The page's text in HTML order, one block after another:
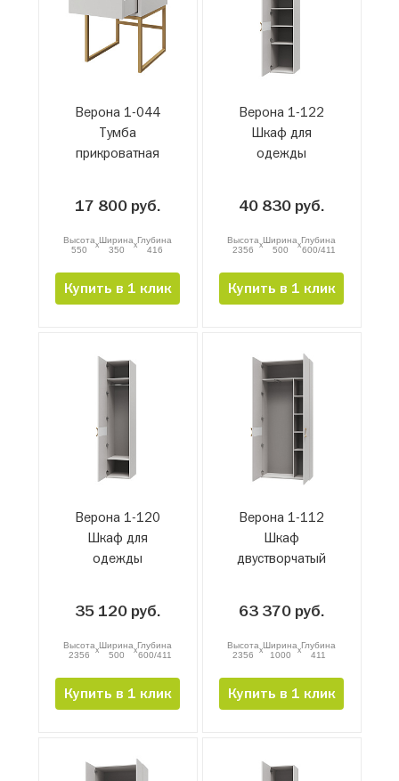
Верона 1-044
Тумба
прикроватная
17 800 руб.
Высота
550
xШирина
350
xГлубина
416
Купить в 1 клик
Верона 1-122
Шкаф для
одежды
40 830 руб.
Высота
2356
xШирина
500
xГлубина
600/411
Купить в 1 клик
Верона 1-120
Шкаф для
одежды
35 120 руб.
Высота
2356
xШирина
500
xГлубина
600/411
Купить в 1 клик
Верона 1-112
Шкаф
двустворчатый
63 370 руб.
Высота
2356
xШирина
1000
xГлубина
411
Купить в 1 клик